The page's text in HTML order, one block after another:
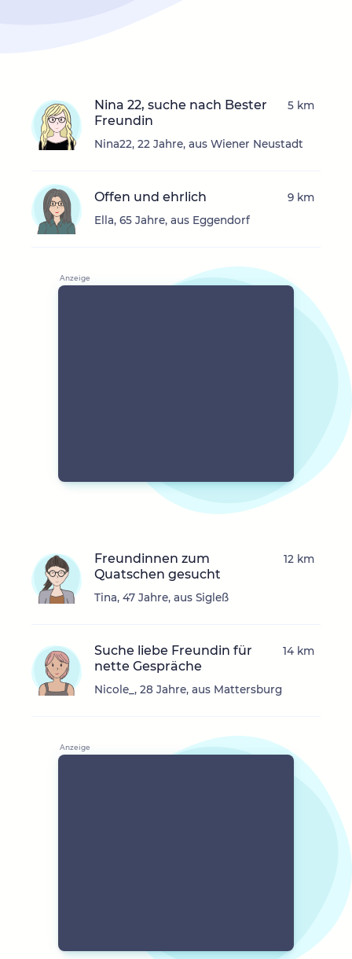
Nina 22, suche nach Bester
Freundin
Nina22, 22 Jahre, aus Wiener Neustadt
5 km
Offen und ehrlich
Ella, 65 Jahre, aus Eggendorf
9 km
Freundinnen zum
Quatschen gesucht
Tina, 47 Jahre, aus Sigleß
12 km
Suche liebe Freundin für
nette Gespräche
Nicole_, 28 Jahre, aus Mattersburg
14 km